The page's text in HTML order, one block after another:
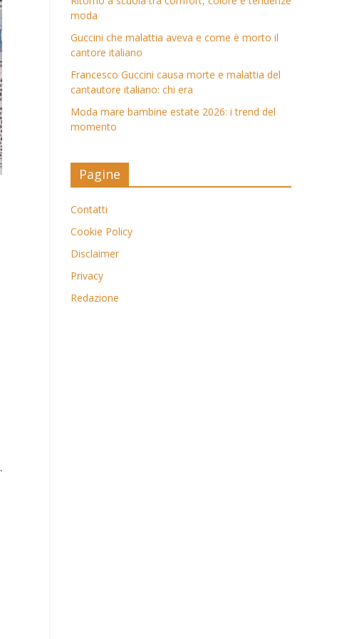
.
moda
Guccini che malattia aveva e come è morto il
cantore italiano
Francesco Guccini causa morte e malattia del
cantautore italiano: chi era
Moda mare bambine estate 2026: i trend del
momento
Pagine
Contatti
Cookie Policy
Disclaimer
Privacy
Redazione